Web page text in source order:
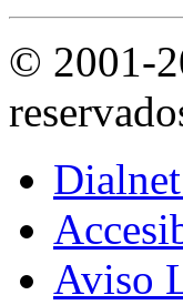
© 2001-
Aviso